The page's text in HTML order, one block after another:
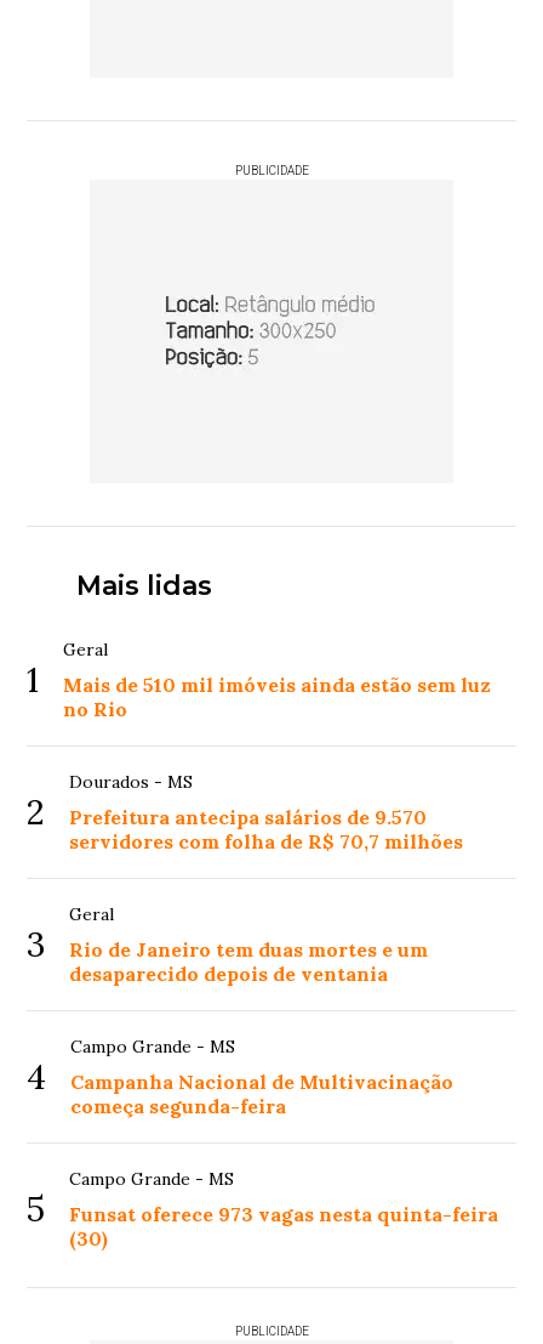
PUBLICIDADE
Mais lidas
1
Geral
Mais de 510 mil imóveis ainda estão sem luz
no Rio
2
Dourados - MS
Prefeitura antecipa salários de 9.570
servidores com folha de R$ 70,7 milhões
3
Geral
Rio de Janeiro tem duas mortes e um
desaparecido depois de ventania
4
Campo Grande - MS
Campanha Nacional de Multivacinação
começa segunda-feira
5
Campo Grande - MS
Funsat oferece 973 vagas nesta quinta-feira
(30)
PUBLICIDADE